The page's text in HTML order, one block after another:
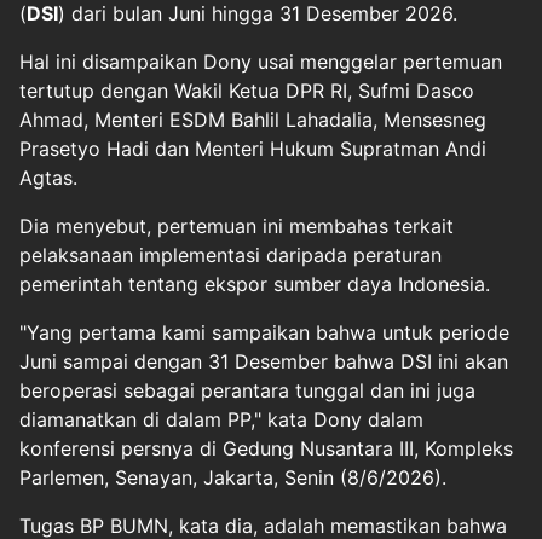
(DSI) dari bulan Juni hingga 31 Desember 2026.
Hal ini disampaikan Dony usai menggelar pertemuan
tertutup dengan Wakil Ketua DPR RI, Sufmi Dasco
Ahmad, Menteri ESDM Bahlil Lahadalia, Mensesneg
Prasetyo Hadi dan Menteri Hukum Supratman Andi
Agtas.
Dia menyebut, pertemuan ini membahas terkait
pelaksanaan implementasi daripada peraturan
pemerintah tentang ekspor sumber daya Indonesia.
"Yang pertama kami sampaikan bahwa untuk periode
Juni sampai dengan 31 Desember bahwa DSI ini akan
beroperasi sebagai perantara tunggal dan ini juga
diamanatkan di dalam PP," kata Dony dalam
konferensi persnya di Gedung Nusantara III, Kompleks
Parlemen, Senayan, Jakarta, Senin (8/6/2026).
Tugas BP BUMN, kata dia, adalah memastikan bahwa